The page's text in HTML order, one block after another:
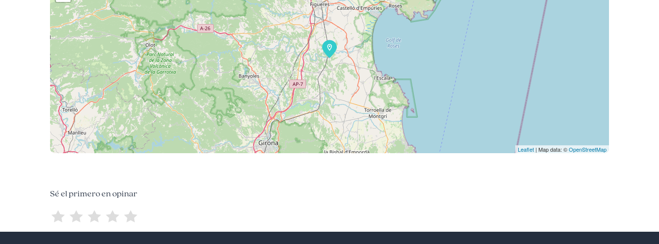
Leaflet | Map data: ©OpenStreetMap
Sé el primero en opinar